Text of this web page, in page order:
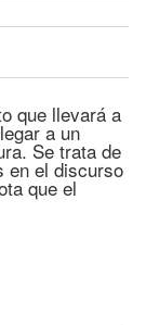
que llevará a
a un
Se trata de
en el discurso
que el